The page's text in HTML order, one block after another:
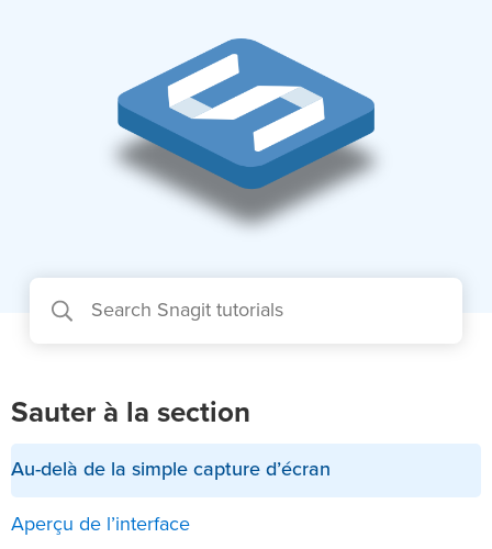
Sauter à la section
Au-delà de la simple capture d’écran
Aperçu de l’interface